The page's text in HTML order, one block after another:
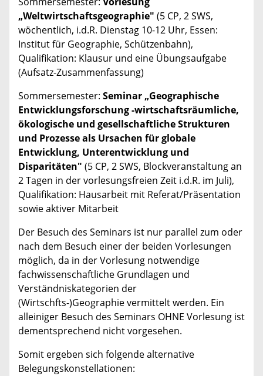
„Weltwirtschaftsgeographie" (5 CP, 2 SWS,
wöchentlich, i.d.R. Dienstag 10-12 Uhr, Essen:
Institut für Geographie, Schützenbahn),
Qualifikation: Klausur und eine Übungsaufgabe
(Aufsatz-Zusammenfassung)
Sommersemester: Seminar „Geographische
Entwicklungsforschung -wirtschaftsräumliche,
ökologische und gesellschaftliche Strukturen
und Prozesse als Ursachen für globale
Entwicklung, Unterentwicklung und
Disparitäten" (5 CP, 2 SWS, Blockveranstaltung an
2 Tagen in der vorlesungsfreien Zeit i.d.R. im Juli),
Qualifikation: Hausarbeit mit Referat/Präsentation
sowie aktiver Mitarbeit
Der Besuch des Seminars ist nur parallel zum oder
nach dem Besuch einer der beiden Vorlesungen
möglich, da in der Vorlesung notwendige
fachwissenschaftliche Grundlagen und
Verständniskategorien der
(Wirtschfts-)Geographie vermittelt werden. Ein
alleiniger Besuch des Seminars OHNE Vorlesung ist
dementsprechend nicht vorgesehen.
Somit ergeben sich folgende alternative
Belegungskonstellationen: